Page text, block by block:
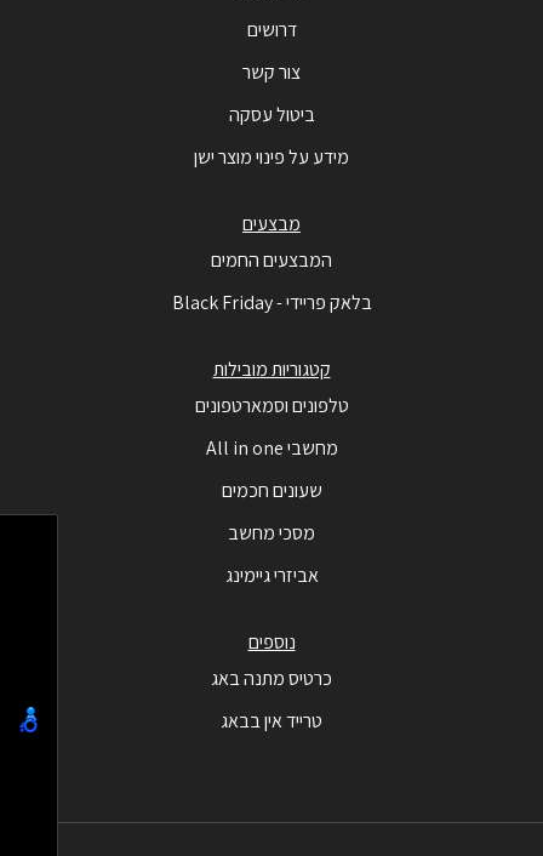
דרושים
צור קשר
ביטול עסקה
מידע על פינוי מוצר ישן
מבצעים
המבצעים החמים
בלאק פריידי - Black Friday
קטגוריות מובילות
טלפונים וסמארטפונים
מחשבי All in one
שעונים חכמים
מסכי מחשב
אביזרי גיימינג
נוספים
כרטיס מתנה באג
טרייד אין בבאג